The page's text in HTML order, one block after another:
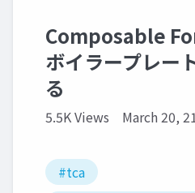
Composable
ボイラープレー
る
5.5K Views March 20,
#tca